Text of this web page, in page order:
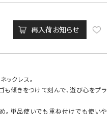
再入荷お知らせ
クレス。
傾きをつけて刻んで、遊び心をプラ
。単品使いでも重ね付けでも使いや